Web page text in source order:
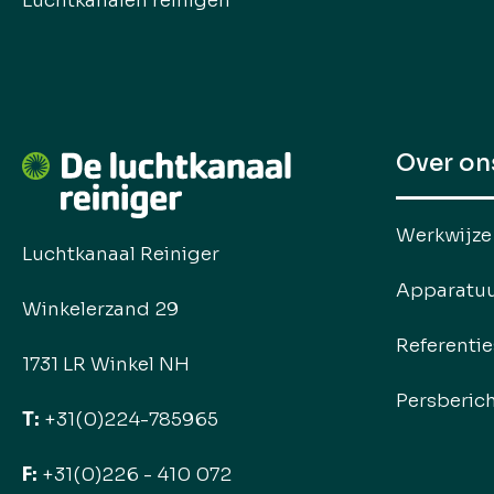
Luchtkanaal Reiniger
Winkelerzand 29
1731 LR Winkel NH
T: +31(0)224-785965
F: +31(0)226 - 410 072
Over
Werkwijze